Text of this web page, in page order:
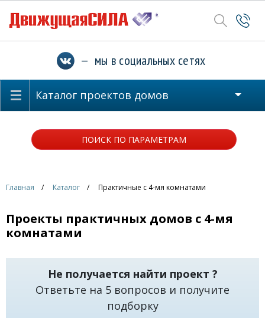
— мы в социальных сетях
Каталог проектов домов
ПОИСК ПО ПАРАМЕТРАМ
Главная Каталог Практичные с 4-мя комнатами
Проекты практичных домов с 4-мя
комнатами
Не получается найти проект ?
Ответьте на 5 вопросов и получите
подборку